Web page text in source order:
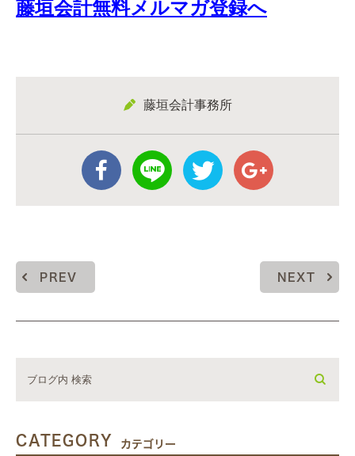
藤垣会計無料メルマガ登録へ
藤垣会計事務所
PREV NEXT
CATEGORY カテゴリー